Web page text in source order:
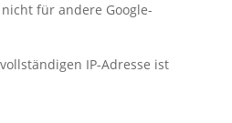
für andere Google-
IP-Adresse ist